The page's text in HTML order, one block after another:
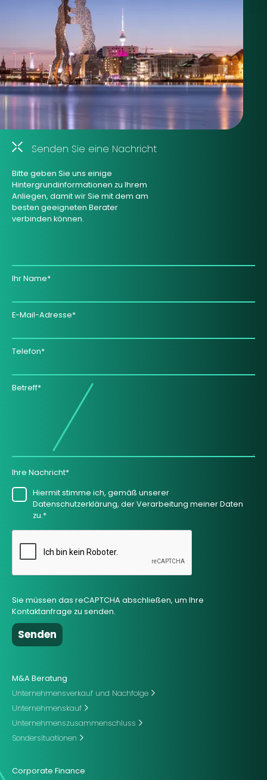
Senden Sie eine Nachricht
Bitte geben Sie uns einige
Hintergrundinformationen zu Ihrem
Anliegen, damit wir Sie mit dem am
besten geeigneten Berater
verbinden können.
Ihr Name*
E-Mail-Adresse*
Telefon*
Betreff*
Ihre Nachricht*
Hiermit stimme ich, gemäß unserer
Datenschutzerklärung, der Verarbeitung meiner Daten
zu.*
Sie müssen das reCAPTCHA abschließen, um Ihre
Kontaktanfrage zu senden.
M&A Beratung
Unternehmensverkauf und Nachfolge
Unternehmenskauf
Unternehmenszusammenschluss
Sondersituationen
Corporate Finance